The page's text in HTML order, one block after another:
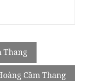
Thang
Cầm Thang